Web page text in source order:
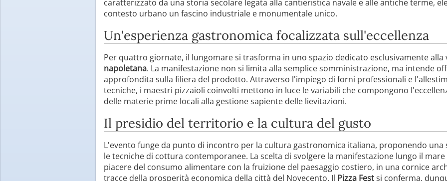
caratterizzato da una storia secolare legata alla cantieristica navale e alle antiche terme,
contesto urbano un fascino industriale e monumentale unico.
Un'esperienza gastronomica focalizzata sull'eccellenza
Per quattro giornate, il lungomare si trasforma in uno spazio dedicato esclusivamente
napoletana. La manifestazione non si limita alla semplice somministrazione, ma intende
approfondita sulla filiera del prodotto. Attraverso l'impiego di forni professionali e
tecniche, i maestri pizzaioli coinvolti mettono in luce le variabili che compongono
delle materie prime locali alla gestione sapiente delle lievitazioni.
Il presidio del territorio e la cultura del gusto
L'evento funge da punto di incontro per la cultura gastronomica italiana, proponendo una
le tecniche di cottura contemporanee. La scelta di svolgere la manifestazione lungo il
piacere del consumo alimentare con la fruizione del paesaggio costiero, in una cornice
tracce della prosperità economica della città del Novecento. Il Pizza Festsi conferma,